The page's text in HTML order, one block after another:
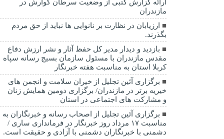
ارائه گزارش کتبی از وضعیت سرطان گوارش در
مازندران
ارزیابان در نظارت بر نانوایی ها نباید از حق مردم
بگذرند.
بازدید و دیدار مدیر کل حفظ آثار و نشر ارزش دفاع
مقدس مازندران با مسئول سازمان بسیج رسانه سپاه
کربلا استان به مناسبت هفته خبرنگار
برگزاری آئین تجلیل از خیران سلامت و انجمن های
خیریه برتر در مازندران/ برگزاری دومین همایش زنان
و مشارکت های اجتماعی در استان
برگزاری آئین تجلیل از اصحاب رسانه و خبرنگاران به
مناسبت ۱۷ مرداد روز خبرنگار در فرمانداری ساری /
دشمنی با خبرنگاران دشمنی با آزادی و حقیقت است.